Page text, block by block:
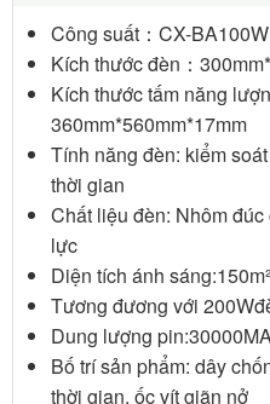
Công suất：CX-BA100W
Kích thước đèn：
Kích thước tấm năng
360mm*560mm*17mm
Tính năng đèn: kiểm
thời gian
Chất liệu đèn: Nhôm
lực
Diện tích ánh sáng:150m²
Tương đương với
Dung lượng
Bố trí sản phẩm: dây
thời gian, ốc vít giãn nở